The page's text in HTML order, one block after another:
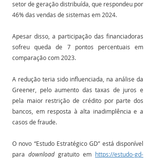
setor de geração distribuída, que respondeu por
46% das vendas de sistemas em 2024.
Apesar disso, a participação das financiadoras
sofreu queda de 7 pontos percentuais em
comparação com 2023.
A redução teria sido influenciada, na análise da
Greener, pelo aumento das taxas de juros e
pela maior restrição de crédito por parte dos
bancos, em resposta à alta inadimplência e a
casos de fraude.
O novo “Estudo Estratégico GD” está disponível
para download gratuito em https://estudo-gd-